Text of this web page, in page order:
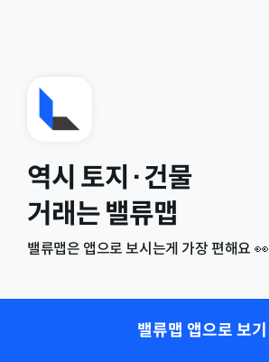
역시 토지·건물
거래는 밸류맵
밸류맵은 앱으로 보시는게 가장 편해요 👀
밸류맵 앱으로 보기